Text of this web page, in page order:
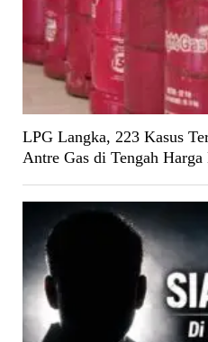
LPG Langka, 223 Kasus
Antre Gas di Tengah